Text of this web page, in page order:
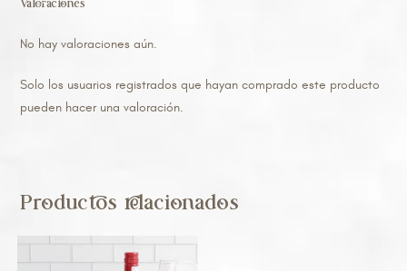
Valoraciones
No hay valoraciones aún.
Solo los usuarios registrados que hayan comprado este producto
pueden hacer una valoración.
Productos relacionados